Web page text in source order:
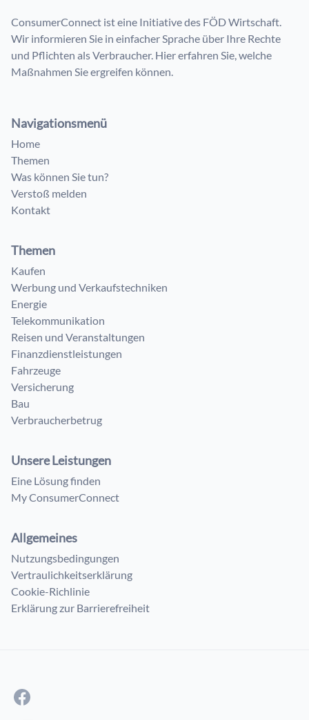
ConsumerConnect ist eine Initiative des FÖD Wirtschaft.
Wir informieren Sie in einfacher Sprache über Ihre Rechte
und Pflichten als Verbraucher. Hier erfahren Sie, welche
Maßnahmen Sie ergreifen können.
Navigationsmenü
Home
Themen
Was können Sie tun?
Verstoß melden
Kontakt
Themen
Kaufen
Werbung und Verkaufstechniken
Energie
Telekommunikation
Reisen und Veranstaltungen
Finanzdienstleistungen
Fahrzeuge
Versicherung
Bau
Verbraucherbetrug
Unsere Leistungen
Eine Lösung finden
My ConsumerConnect
Allgemeines
Nutzungsbedingungen
Vertraulichkeitserklärung
Cookie-Richlinie
Erklärung zur Barrierefreiheit